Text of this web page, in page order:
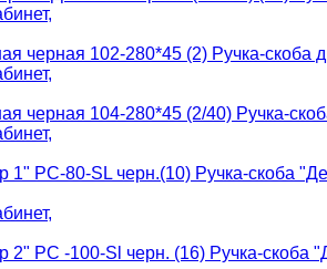
,
Ручка-скоба
,
Ручка-
,
Ручка-скоба
,
Ручка-скоба